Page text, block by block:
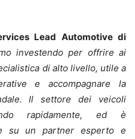
Lead Automotive di
investendo per offrire ai
di alto livello, utile a
e accompagnare la
Il settore dei veicoli
rapidamente, ed è
su un partner esperto e